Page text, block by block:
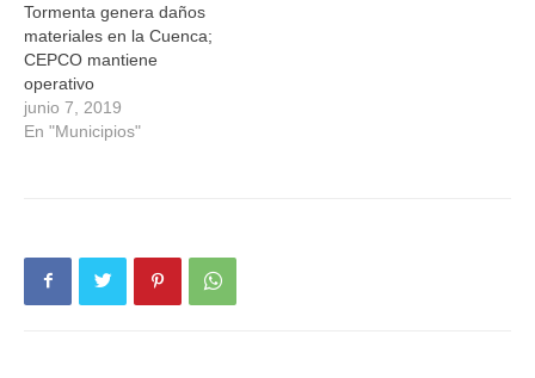
Tormenta genera daños
materiales en la Cuenca;
CEPCO mantiene
operativo
junio 7, 2019
En "Municipios"